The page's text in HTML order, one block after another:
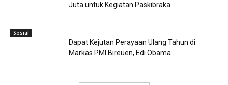
Juta untuk Kegiatan Paskibraka
Sosial
Dapat Kejutan Perayaan Ulang Tahun di
Markas PMI Bireuen, Edi Obama...